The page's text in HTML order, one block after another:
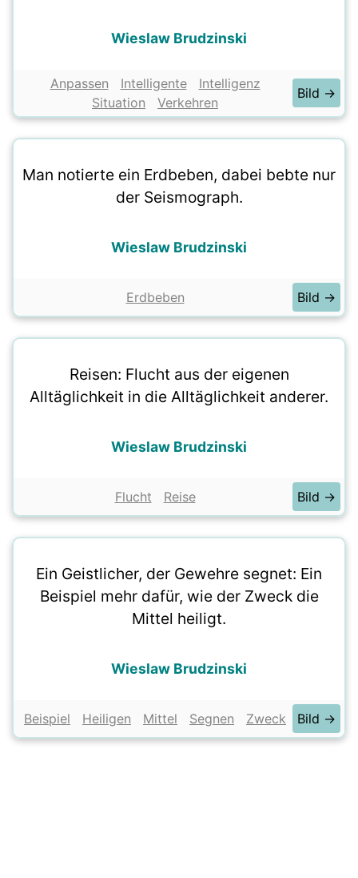
Wieslaw Brudzinski
Anpassen Intelligente
Intelligenz
Situation
Verkehren
Bild →
Man notierte ein Erdbeben, dabei bebte nur
der Seismograph.
Wieslaw Brudzinski
Erdbeben Bild →
Reisen: Flucht aus der eigenen
Alltäglichkeit in die Alltäglichkeit anderer.
Wieslaw Brudzinski
Flucht Reise Bild →
Ein Geistlicher, der Gewehre segnet: Ein
Beispiel mehr dafür, wie der Zweck die
Mittel heiligt.
Wieslaw Brudzinski
Beispiel Heiligen Mittel Segnen Zweck Bild →